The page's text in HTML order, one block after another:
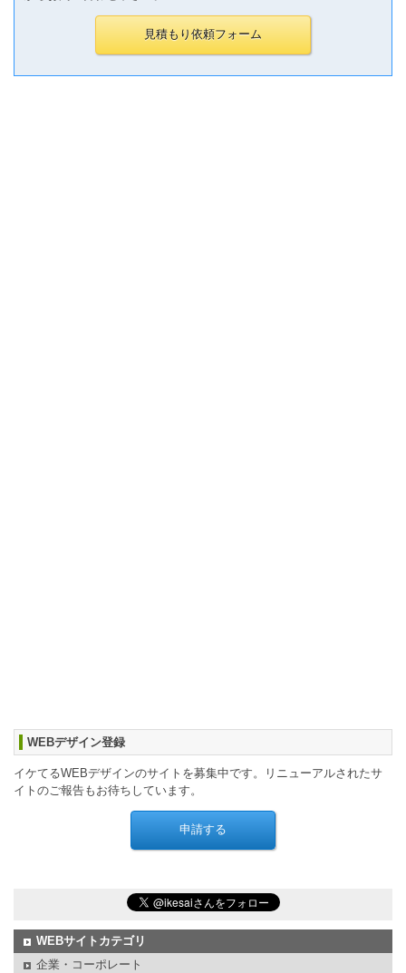
WEBデザイン登録
イケてるWEBデザインのサイトを募集中です。リニューアルされたサ
イトのご報告もお待ちしています。
WEBサイトカテゴリ
企業・コーポレート